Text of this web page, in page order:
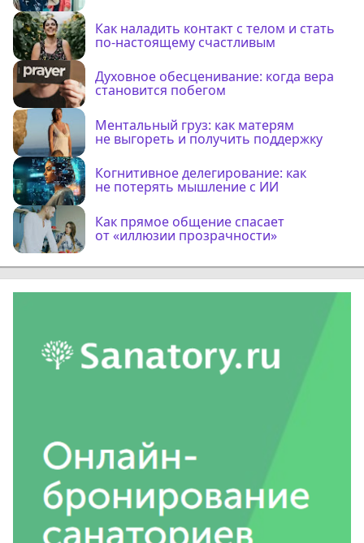
Как наладить контакт с телом и стать
по-настоящему счастливым
Духовное обесценивание: когда вера
становится побегом
Ментальный груз: как матерям
не выгореть и получить поддержку
Когнитивное делегирование: как
не потерять мышление с ИИ
Как прямое общение спасает
от «иллюзии прозрачности»